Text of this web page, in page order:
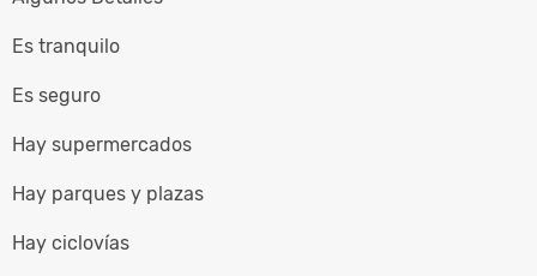
Es tranquilo
Es seguro
Hay supermercados
Hay parques y plazas
Hay ciclovías